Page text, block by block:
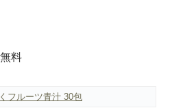
料
フルーツ青汁 30包